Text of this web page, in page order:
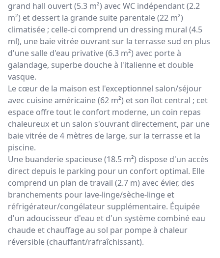
grand hall ouvert (5.3 m²) avec WC indépendant (2.2
m²) et dessert la grande suite parentale (22 m²)
climatisée ; celle-ci comprend un dressing mural (4.5
ml), une baie vitrée ouvrant sur la terrasse sud en plus
d'une salle d'eau privative (6.3 m²) avec porte à
galandage, superbe douche à l'italienne et double
vasque.
Le cœur de la maison est l'exceptionnel salon/séjour
avec cuisine américaine (62 m²) et son îlot central ; cet
espace offre tout le confort moderne, un coin repas
chaleureux et un salon s'ouvrant directement, par une
baie vitrée de 4 mètres de large, sur la terrasse et la
piscine.
Une buanderie spacieuse (18.5 m²) dispose d'un accès
direct depuis le parking pour un confort optimal. Elle
comprend un plan de travail (2.7 m) avec évier, des
branchements pour lave-linge/sèche-linge et
réfrigérateur/congélateur supplémentaire. Équipée
d'un adoucisseur d'eau et d'un système combiné eau
chaude et chauffage au sol par pompe à chaleur
réversible (chauffant/rafraîchissant).